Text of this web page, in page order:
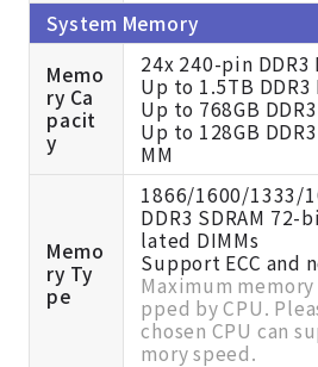
System Memory
Memo
ry Ca
pacit
y
24x 240-pin DDR3
Up to 1.5TB DDR3
Up to 768GB DDR3
Up to 128GB
MM
Memo
ry Ty
pe
1866/1600/1333/
DDR3 SDRAM
lated DIMMs
Support ECC and
Maximum
pped by CPU.
chosen CPU can
mory speed.